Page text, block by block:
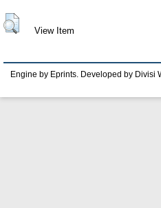
View Item
Engine by Eprints. Developed by Divisi